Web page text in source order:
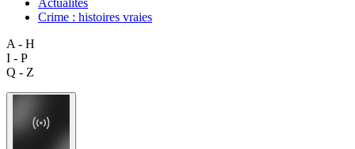
Crime : histoires vraies
A - H
I - P
Q - Z